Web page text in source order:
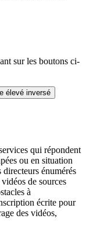
sur les boutons ci-
élevé inversé
qui répondent
ou en situation
énumérés
de sources
à
écrite pour
des vidéos,